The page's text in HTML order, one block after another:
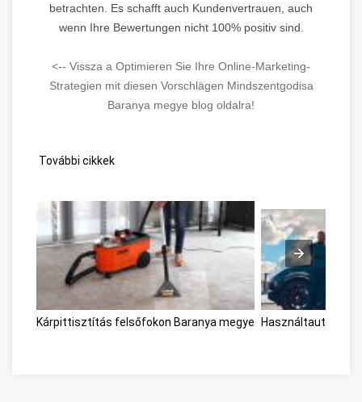
betrachten. Es schafft auch Kundenvertrauen, auch
wenn Ihre Bewertungen nicht 100% positiv sind.
<-- Vissza a Optimieren Sie Ihre Online-Marketing-
Strategien mit diesen Vorschlägen Mindszentgodisa
Baranya megye blog oldalra!
További cikkek
Kárpittisztítás felsőfokon Baranya megye Használtautó